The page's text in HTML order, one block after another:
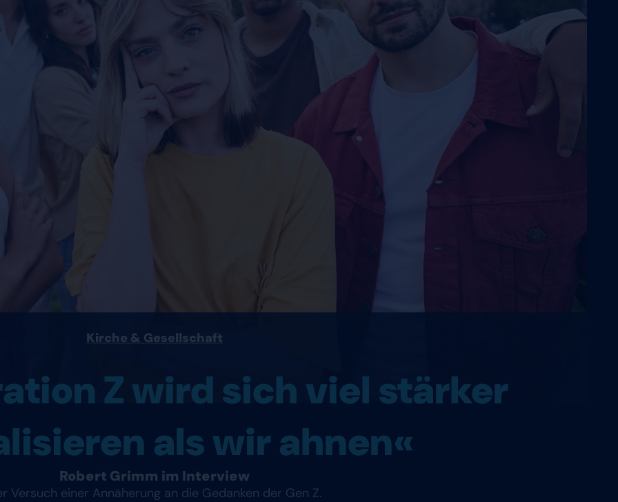
Kirche & Gesellschaft
Z wird sich viel stärker
als wir ahnen«
Robert Grimm im Interview
Versuch einer Annäherung an die Gedanken der Gen Z.